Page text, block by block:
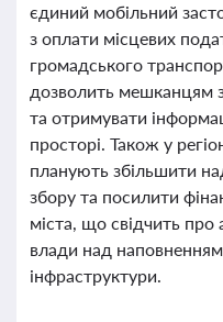
єдиний мобільний
з оплати місцевих
громадського
дозволить мешканцям
та отримувати
просторі. Також у
планують збільшити
збору та посилити
міста, що свідчить про
влади над
інфраструктури.